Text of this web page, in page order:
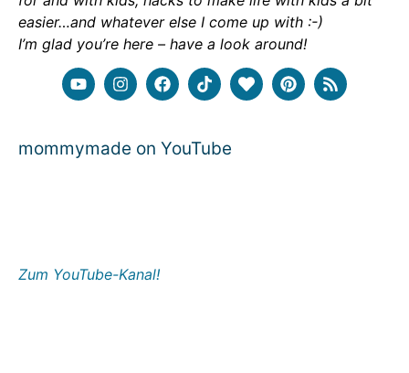
easier…and whatever else I come up with :-)
I’m glad you’re here – have a look around!
mommymade on YouTube
Zum YouTube-Kanal!